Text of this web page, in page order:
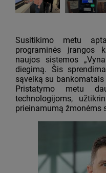
Susitikimo metu
programinės įrangos
naujos sistemos
diegimą. Šis
sąveiką su
Pristatymo metu
technologijoms,
prieinamumą žmonėms